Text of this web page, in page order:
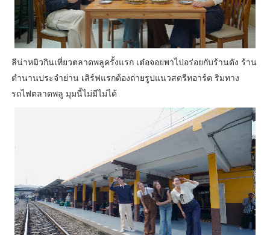
ลีน่าหมิวกินเที่ยวตลาดพลูครั้งแรก เต๋อจอยพาไปอร่อยกับร้านดัง ร้าน
ตำนานประจำย่าน เสิร์ฟแรกต้องถ่ายรูปแนวสตรีทอาร์ต ริมทาง
รถไฟตลาดพลู มุมนี้ไม่มีไม่ได้